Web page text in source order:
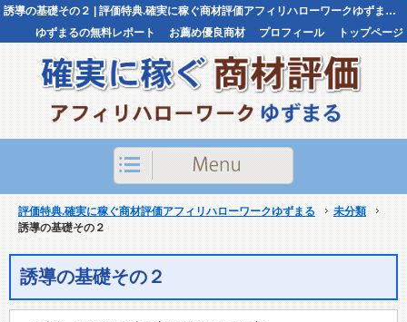
誘導の基礎その２ | 評価特典.確実に稼ぐ商材評価アフィリハローワークゆずまる評価特典.確実に稼ぐ商材評価アフィリハローワークゆずまる
トップページ
プロフィール
お薦め優良商材
ゆずまるの無料レポート
評価特典.確実に稼ぐ商材評価アフィリハローワークゆずまる
未分類
誘導の基礎その２
誘導の基礎その２